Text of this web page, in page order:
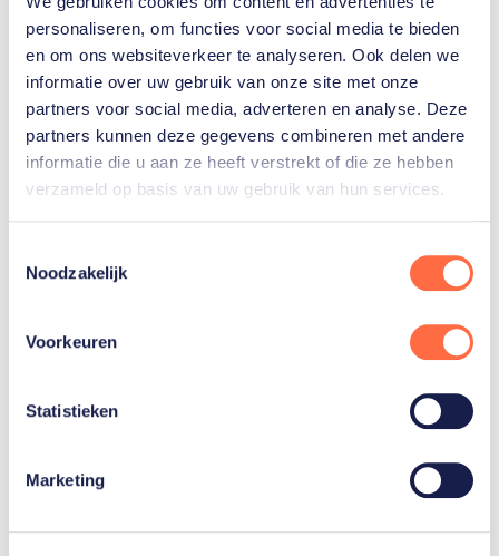
personaliseren, om functies voor social media te bieden
en om ons websiteverkeer te analyseren. Ook delen we
informatie over uw gebruik van onze site met onze
partners voor social media, adverteren en analyse. Deze
partners kunnen deze gegevens combineren met andere
informatie die u aan ze heeft verstrekt of die ze hebben
verzameld op basis van uw gebruik van hun services.
Noodzakelijk
Voorkeuren
Statistieken
Marketing
Gerelateerde sporters
Mathieu
van der
Poel
Annemarie